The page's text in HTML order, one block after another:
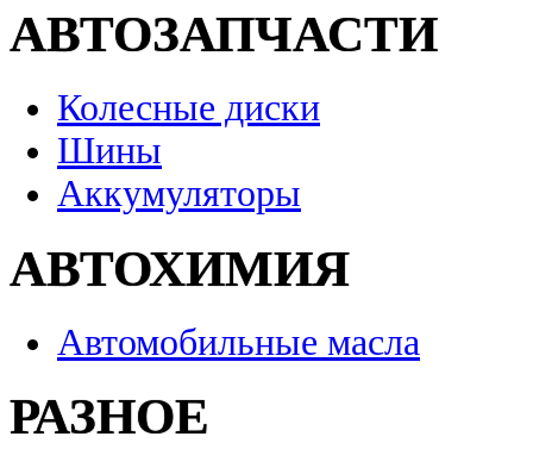
АВТОЗАПЧАСТИ
Колесные диски
Шины
Аккумуляторы
АВТОХИМИЯ
Автомобильные масла
РАЗНОЕ